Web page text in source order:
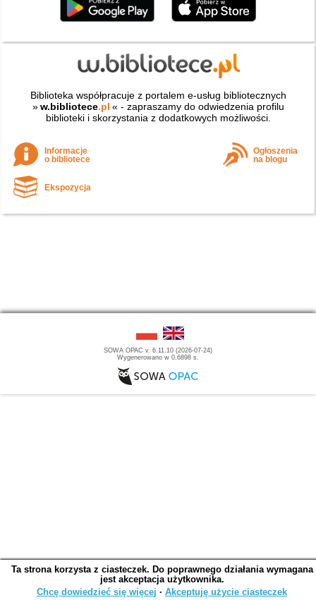
Biblioteka współpracuje z portalem e-usług bibliotecznych
» w.bibliotece.pl « - zapraszamy do odwiedzenia profilu
biblioteki i skorzystania z dodatkowych możliwości.
Informacje
o bibliotece
Ogłoszenia
na blogu
Ekspozycja
SOWA OPAC v. 6.11.10 (2026-07-24)
Wygenerowano w 0,6898 s.
Ta strona korzysta z ciasteczek. Do poprawnego działania wymagana
jest akceptacja użytkownika.
Chcę dowiedzieć się więcej ∙ Akceptuję użycie ciasteczek